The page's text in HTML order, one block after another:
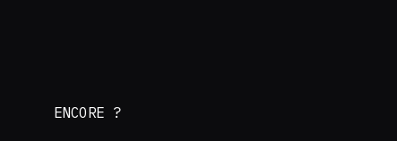
ENCORE ?